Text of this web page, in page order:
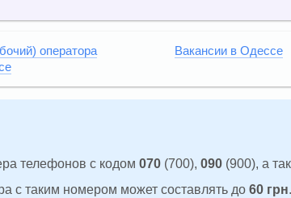
оператора
Вакансии в Одессе
телефонов с кодом 070 (700), 090 (900), а
с таким номером может составлять до 60 грн